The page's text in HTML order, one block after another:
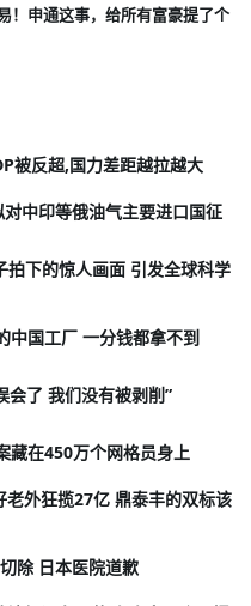
！申通这事，给所有富豪提了个
被反超,国力差距越拉越大
中印等俄油气主要进口国征
拍下的惊人画面 引发全球科学
中国工厂 一分钱都拿不到
会了 我们没有被剥削”
藏在450万个网格员身上
外狂揽27亿 鼎泰丰的双标该
除 日本医院道歉